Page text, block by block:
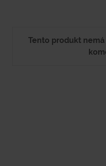
Tento produkt